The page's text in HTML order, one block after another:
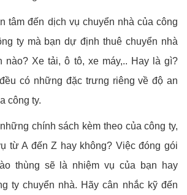
tâm đến dịch vụ chuyển nhà của công
ty mà bạn dự định thuê chuyển nhà
nào? Xe tải, ô tô, xe máy,.. Hay là gì?
có những đặc trưng riêng về độ an
công ty.
chính sách kèm theo của công ty,
từ A đến Z hay không? Việc đóng gói
thùng sẽ là nhiệm vụ của bạn hay
ty chuyển nhà. Hãy cân nhắc kỹ đến